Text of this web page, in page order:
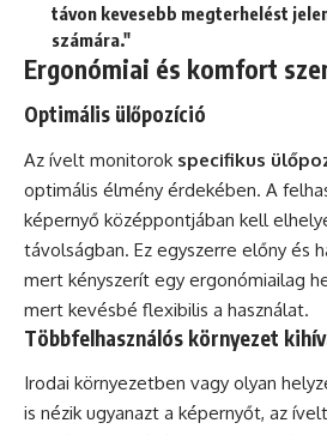
távon kevesebb megterhelést
számára."
Ergonómiai és komfort
Optimális ülőpozíció
Az ívelt monitorok specifikus
optimális élmény érdekében. A
képernyő középpontjában kell
távolságban. Ez egyszerre előny és
mert kényszerít egy ergonómiailag
mert kevésbé flexibilis a használat.
Többfelhasználós környezet
Irodai környezetben vagy olyan
is nézik ugyanazt a képernyőt, az